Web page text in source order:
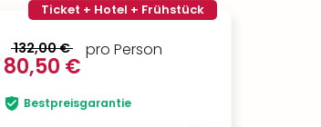
Ticket + Hotel + Frühstück
132,00 €
80,50 €
pro Person
Bestpreisgarantie